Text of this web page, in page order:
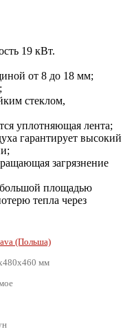
19 кВт.
от 8 до 18 мм;
стеклом,
уплотняющая лента;
гарантирует высокий
загрязнение
площадью
тепла через
(Польша)
мм